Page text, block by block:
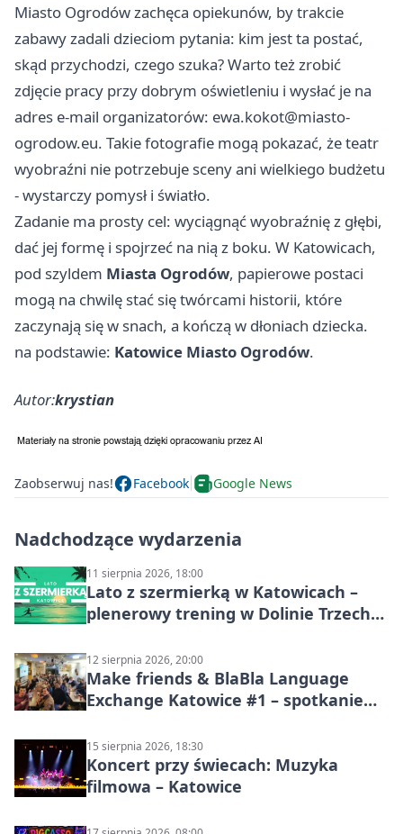
Miasto Ogrodów zachęca opiekunów, by trakcie
zabawy zadali dzieciom pytania: kim jest ta postać,
skąd przychodzi, czego szuka? Warto też zrobić
zdjęcie pracy przy dobrym oświetleniu i wysłać je na
adres e-mail organizatorów: ewa.kokot@miasto-
ogrodow.eu. Takie fotografie mogą pokazać, że teatr
wyobraźni nie potrzebuje sceny ani wielkiego budżetu
- wystarczy pomysł i światło.
Zadanie ma prosty cel: wyciągnąć wyobraźnię z głębi,
dać jej formę i spojrzeć na nią z boku. W Katowicach,
pod szyldem Miasta Ogrodów, papierowe postaci
mogą na chwilę stać się twórcami historii, które
zaczynają się w snach, a kończą w dłoniach dziecka.
na podstawie: Katowice Miasto Ogrodów.
Autor:krystian
Zaobserwuj nas! Facebook Google News
Nadchodzące wydarzenia
11 sierpnia 2026, 18:00
Lato z szermierką w Katowicach –
plenerowy trening w Dolinie Trzech
12 sierpnia 2026, 20:00
Make friends & BlaBla Language
Exchange Katowice #1 – spotkanie
15 sierpnia 2026, 18:30
Koncert przy świecach: Muzyka
filmowa – Katowice